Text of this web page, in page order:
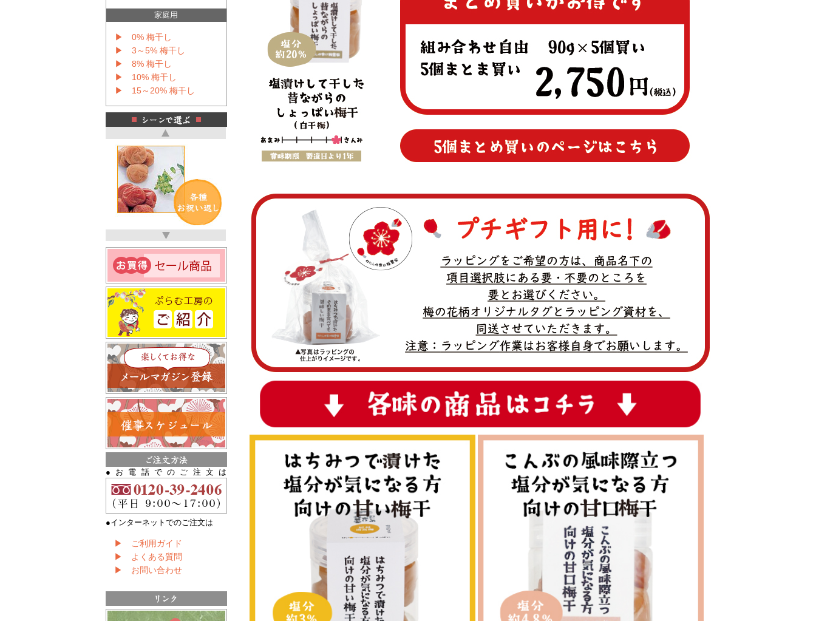
家庭用
▶ 0% 梅干し
▶ 3～5% 梅干し
▶ 8% 梅干し
▶ 10% 梅干し
▶ 15～20% 梅干し
●お電話でのご注文は
●インターネットでのご注文は
▶ ご利用ガイド
▶ よくある質問
▶ お問い合わせ